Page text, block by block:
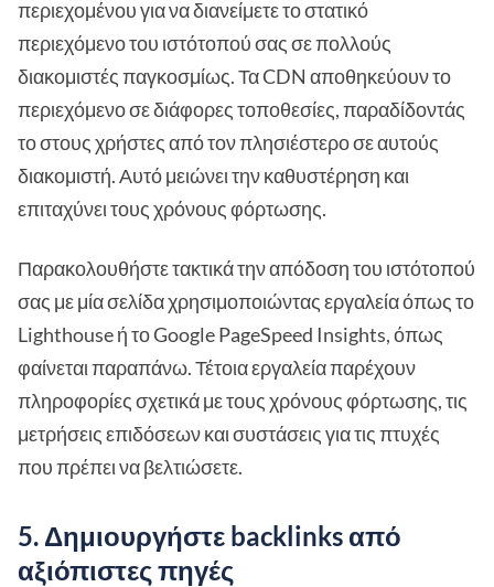
περιεχομένου για να διανείμετε το στατικό
περιεχόμενο του ιστότοπού σας σε πολλούς
διακομιστές παγκοσμίως. Τα CDN αποθηκεύουν το
περιεχόμενο σε διάφορες τοποθεσίες, παραδίδοντάς
το στους χρήστες από τον πλησιέστερο σε αυτούς
διακομιστή. Αυτό μειώνει την καθυστέρηση και
επιταχύνει τους χρόνους φόρτωσης.
Παρακολουθήστε τακτικά την απόδοση του ιστότοπού
σας με μία σελίδα χρησιμοποιώντας εργαλεία όπως το
Lighthouse ή το Google PageSpeed Insights, όπως
φαίνεται παραπάνω. Τέτοια εργαλεία παρέχουν
πληροφορίες σχετικά με τους χρόνους φόρτωσης, τις
μετρήσεις επιδόσεων και συστάσεις για τις πτυχές
που πρέπει να βελτιώσετε.
5. Δημιουργήστε backlinks από
αξιόπιστες πηγές